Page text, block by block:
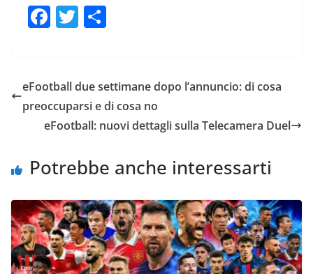
F
e
b
o
k
T
er di
vi
di
eFootball due settimane dopo l’annuncio: di cosa
preoccuparsi e di cosa no
eFootball: nuovi dettagli sulla Telecamera Duel
Potrebbe anche interessarti